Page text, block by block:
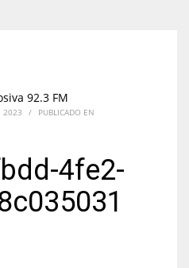
92.3 FM
2023 / PUBLICADO EN
4fe2-